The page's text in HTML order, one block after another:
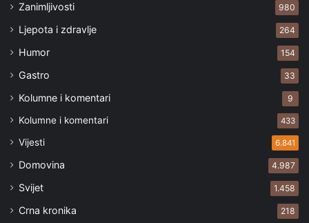
Zanimljivosti 980
Ljepota i zdravlje 264
Humor 154
Gastro 33
Kolumne i komentari 9
Kolumne i komentari 433
Vijesti 6.841
Domovina 4.987
Svijet 1.458
Crna kronika 218